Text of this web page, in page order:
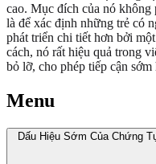
cao. Mục đích của nó không
là để xác định những trẻ có
phát triển chi tiết hơn bởi
cách, nó rất hiệu quả trong
bỏ lỡ, cho phép tiếp cận
Menu
Dấu Hiệu Sớm Của Chứng